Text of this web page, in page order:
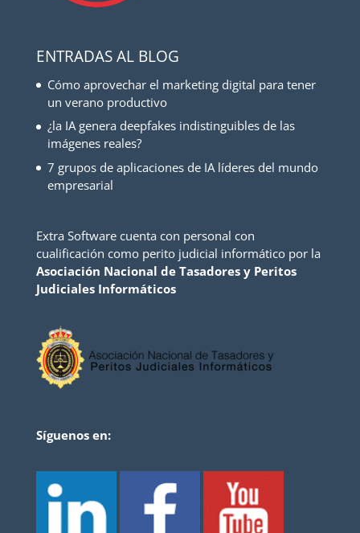
ENTRADAS AL BLOG
Cómo aprovechar el marketing digital para tener
un verano productivo
¿la IA genera deepfakes indistinguibles de las
imágenes reales?
7 grupos de aplicaciones de IA líderes del mundo
empresarial
Extra Software cuenta con personal con
cualificación como perito judicial informático por la
Asociación Nacional de Tasadores y Peritos
Judiciales Informáticos
Síguenos en: